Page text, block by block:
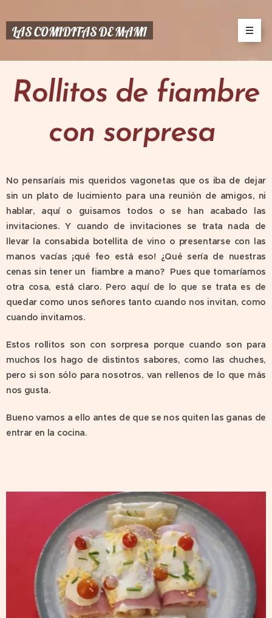
LAS COMIDITAS DE MAMI
Rollitos de fiambre
con sorpresa
No pensaríais mis queridos vagonetas que os iba de dejar
sin un plato de lucimiento para una reunión de amigos, ni
hablar, aquí o guisamos todos o se han acabado las
invitaciones. Y cuando de invitaciones se trata nada de
llevar la consabida botellita de vino o presentarse con las
manos vacías ¡qué feo está eso! ¿Qué sería de nuestras
cenas sin tener un fiambre a mano? Pues que tomaríamos
otra cosa, está claro. Pero aquí de lo que se trata es de
quedar como unos señores tanto cuando nos invitan, como
cuando invitamos.
Estos rollitos son con sorpresa porque cuando son para
muchos los hago de distintos sabores, como las chuches,
pero si son sólo para nosotros, van rellenos de lo que más
nos gusta.
Bueno vamos a ello antes de que se nos quiten las ganas de
entrar en la cocina.